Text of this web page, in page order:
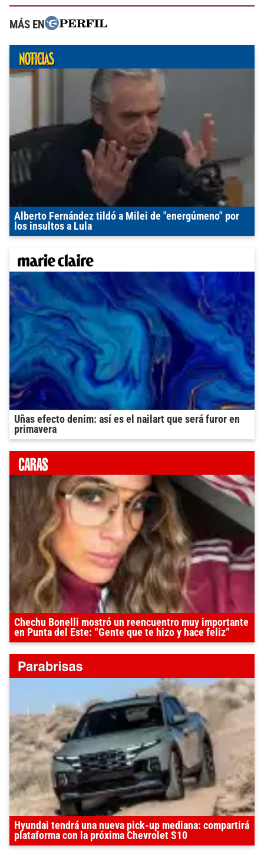
MÁS EN
Alberto Fernández tildó a Milei de "energúmeno" por
los insultos a Lula
Uñas efecto denim: así es el nailart que será furor en
primavera
Chechu Bonelli mostró un reencuentro muy importante
en Punta del Este: “Gente que te hizo y hace feliz”
Hyundai tendrá una nueva pick-up mediana: compartirá
plataforma con la próxima Chevrolet S10